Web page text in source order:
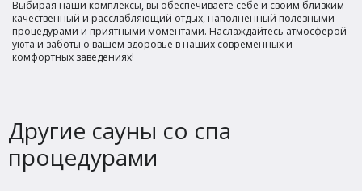
Выбирая наши комплексы, вы обеспечиваете себе и своим близким
качественный и расслабляющий отдых, наполненный полезными
процедурами и приятными моментами. Наслаждайтесь атмосферой
уюта и заботы о вашем здоровье в наших современных и
комфортных заведениях!
Другие сауны со спа
процедурами